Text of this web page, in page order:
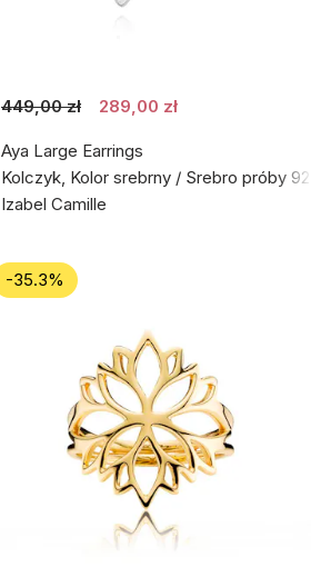
925
449,00 zł 289,00 zł
Aya Large Earrings
Kolczyk, Kolor srebrny / Srebro próby 925
Izabel Camille
-35.3%